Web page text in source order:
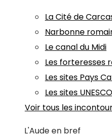
La Cité de
Narbonne
Le canal du Midi
Les forteresses
Les sites Pays
Les sites
Voir tous les
L'Aude en bref